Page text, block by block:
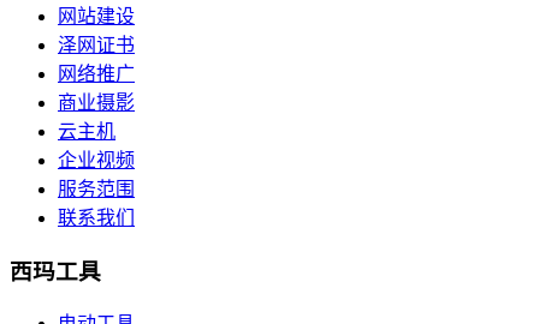
网站建设
泽网证书
网络推广
商业摄影
云主机
企业视频
服务范围
联系我们
西玛工具